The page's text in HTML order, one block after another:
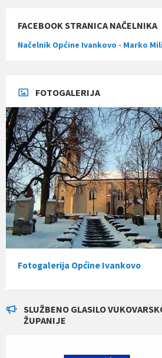
FACEBOOK STRANICA NAČELNIKA
Načelnik Općine Ivankovo - Marko
FOTOGALERIJA
Fotogalerija Općine Ivankovo
SLUŽBENO GLASILO
ŽUPANIJE